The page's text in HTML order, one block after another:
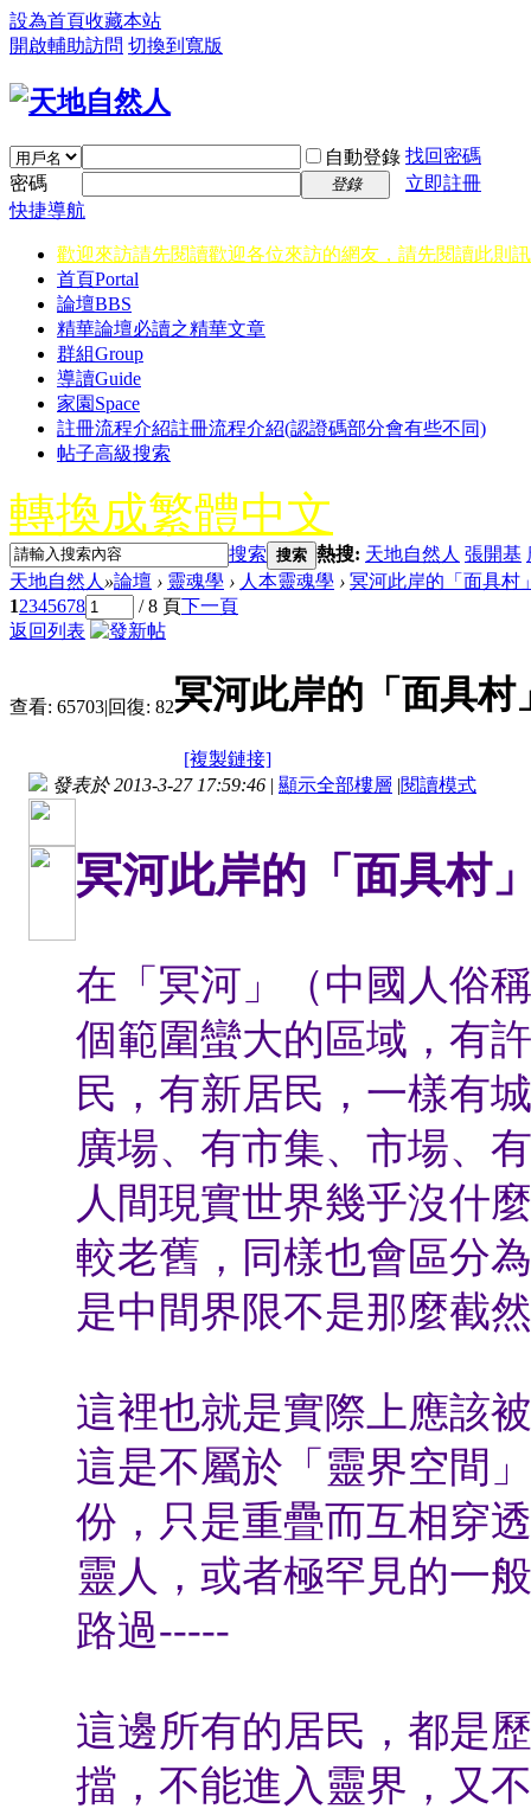
設為首頁收藏本站
開啟輔助訪問 切換到寬版
自動登錄 找回密碼
密碼
登錄
立即註冊
快捷導航
歡迎來訪請先閱讀歡迎各位來訪的網友，請先閱讀此則
首頁Portal
論壇BBS
精華論壇必讀之精華文章
群組Group
導讀Guide
家園 Space
註冊流程介紹註冊流程介紹(認證碼部分會有些不同)
帖子高級搜索
轉換成繁體中文
搜索 搜索 熱搜: 天地自然人 張開基
天地自然人 »論壇 › 靈魂學 › 人本靈魂學 › 冥河此岸的「面具村
12345678 / 8 頁下一頁
返回列表
查看: 65703|回復: 82冥河此岸的「面具村
[複製鏈接]
發表於 2013-3-27 17:59:46 | 顯示全部樓層 |閱讀模式
冥河此岸的「面具村
在「冥河」（中國人俗
個範圍蠻大的區域，有
民，有新居民，一樣有
廣場、有市集、市場、
人間現實世界幾乎沒什
較老舊，同樣也會區分
是中間界限不是那麼截
這裡也就是實際上應該
這是不屬於「靈界空間
份，只是重疊而互相穿
靈人，或者極罕見的一
路過-----
這邊所有的居民，都是
擋，不能進入靈界，又